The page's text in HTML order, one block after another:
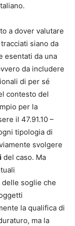
a dover valutare
siano da
esentati da una
da includere
di per sé
contesto del
per la
il 47.91.10 –
tipologia di
svolgere
del caso. Ma
soglie che
la qualifica di
ma la